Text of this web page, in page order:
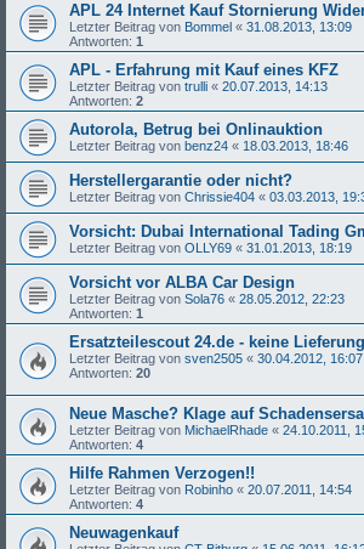
APL 24 Internet Kauf Stornierung
Letzter Beitrag von Bommel « 31.08.2013, 13:09
Antworten: 1
APL - Erfahrung mit Kauf eines KFZ
Letzter Beitrag von trulli « 20.07.2013, 14:13
Antworten: 2
Autorola, Betrug bei Onlinauktion
Letzter Beitrag von benz24 « 18.03.2013, 18:46
Herstellergarantie oder nicht?
Letzter Beitrag von Chrissie404 « 03.03.2013,
Vorsicht: Dubai International Tading
Letzter Beitrag von OLLY69 « 31.01.2013, 18:19
Vorsicht vor ALBA Car Design
Letzter Beitrag von Sola76 « 28.05.2012, 22:23
Antworten: 1
Ersatzteilescout 24.de - keine
Letzter Beitrag von sven2505 « 30.04.2012, 16:07
Antworten: 20
Neue Masche? Klage auf
Letzter Beitrag von MichaelRhade « 24.10.2011,
Antworten: 4
Hilfe Rahmen Verzogen!!
Letzter Beitrag von Robinho « 20.07.2011, 14:54
Antworten: 4
Neuwagenkauf